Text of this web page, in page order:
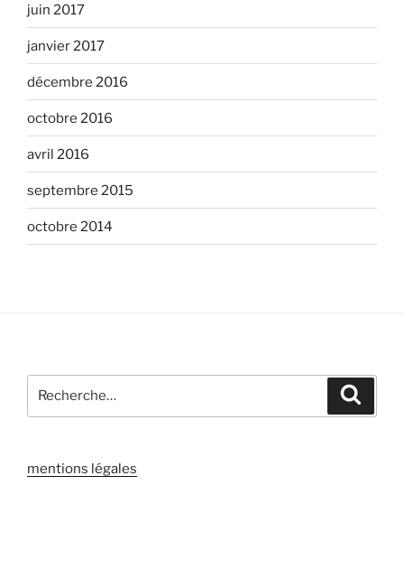
juin 2017
janvier 2017
décembre 2016
octobre 2016
avril 2016
septembre 2015
octobre 2014
pour
mentions légales